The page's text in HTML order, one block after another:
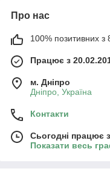
Про нас
100% позитивних з
Працює з
м. Дніпро
Дніпро, Україна
Контакти
Сьогодні працює
Показати весь